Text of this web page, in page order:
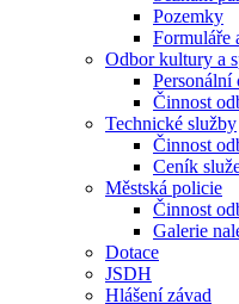
Pozemky
Formuláře
Odbor kultury a
Personální
Činnost
Technické služby
Činnost
Ceník
Městská policie
Činnost
Galerie
Dotace
JSDH
Hlášení závad